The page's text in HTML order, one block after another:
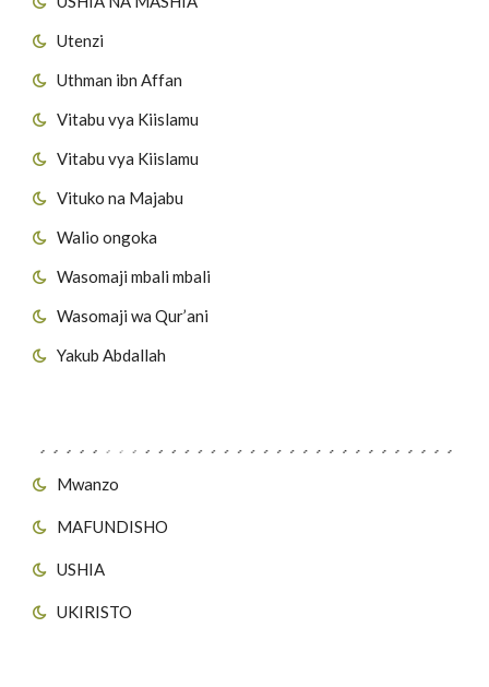
Utenzi
Uthman ibn Affan
Vitabu vya Kiislamu
Vitabu vya Kiislamu
Vituko na Majabu
Walio ongoka
Wasomaji mbali mbali
Wasomaji wa Qur’ani
Yakub Abdallah
Mwanzo
MAFUNDISHO
USHIA
UKIRISTO